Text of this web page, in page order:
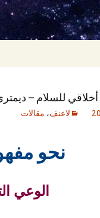
للسلام –
لاعنف، مقالات
نحو
الوعي